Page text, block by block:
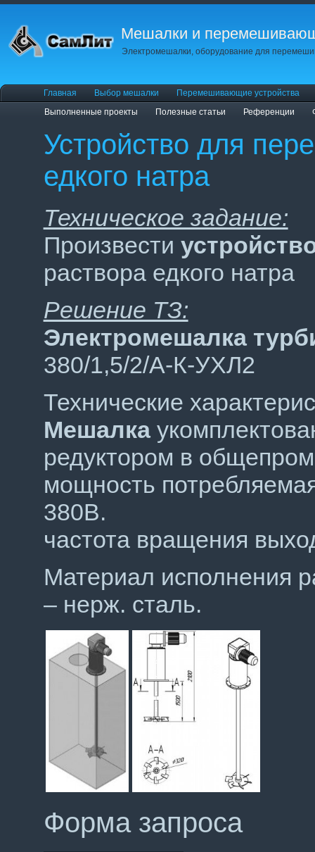
Мешалки и
Электромешалки, оборудование для
Главная Выбор мешалки
Перемешивающие устройства
Выполненные проекты
Полезные статьи Референции
Устройство для
едкого натра
Техническое задание:
Произвести
раствора едкого натра
Решение ТЗ:
Электромешалка
380/1,5/2/А-К-УХЛ2
Технические
Мешалка
редуктором в
мощность
380В.
частота вращения
Материал исполнения
– нерж. сталь.
Форма запроса